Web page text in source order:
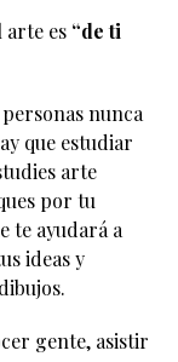
arte es “de ti
nunca
que estudiar
arte
por tu
te ayudará a
ideas y
gente, asistir